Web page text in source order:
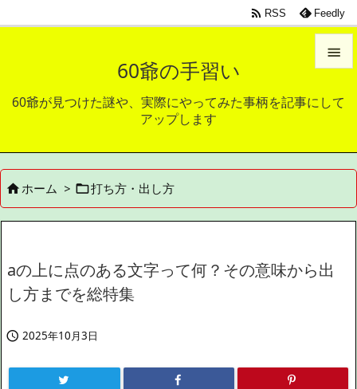
60爺の手習い
60爺が見つけた謎や、実際にやってみた事柄を記事にして
アップします

メニュ
サイド



 RSS Feedly
ホーム > 打ち方・出し方
aの上に点のある文字って何？その意味から出
し方までを総特集
 2025年10月3日